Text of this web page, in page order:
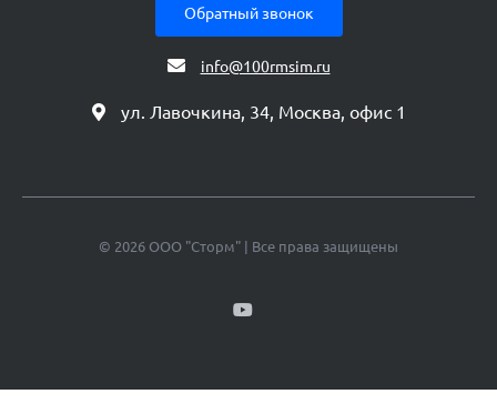
Обратный звонок
info@100rmsim.ru
ул. Лавочкина, 34, Москва, офис 1
© 2026 ООО "Сторм" | Все права защищены